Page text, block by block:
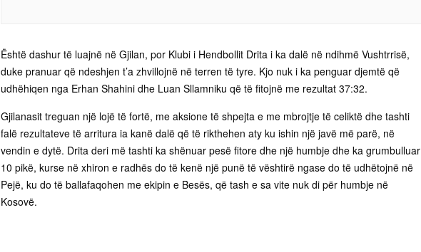
Është dashur të luajnë në Gjilan, por Klubi i Hendbollit Drita i ka dalë në ndihmë Vushtrrisë,
duke pranuar që ndeshjen t’a zhvillojnë në terren të tyre. Kjo nuk i ka penguar djemtë që
udhëhiqen nga Erhan Shahini dhe Luan Sllamniku që të fitojnë me rezultat 37:32.
Gjilanasit treguan një lojë të fortë, me aksione të shpejta e me mbrojtje të celiktë dhe tashti
falë rezultateve të arritura ia kanë dalë që të rikthehen aty ku ishin një javë më parë, në
vendin e dytë. Drita deri më tashti ka shënuar pesë fitore dhe një humbje dhe ka grumbulluar
10 pikë, kurse në xhiron e radhës do të kenë një punë të vështirë ngase do të udhëtojnë në
Pejë, ku do të ballafaqohen me ekipin e Besës, që tash e sa vite nuk di për humbje në
Kosovë.